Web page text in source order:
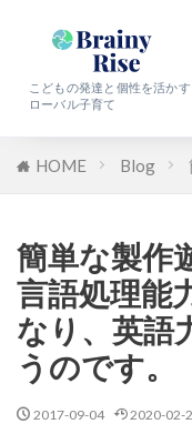
こどもの発達と個性を活か
ローバル子育て
HOME Blog
簡単な製作
言語処理能
なり、英語
うのです。
2017-09-04 2020-02-